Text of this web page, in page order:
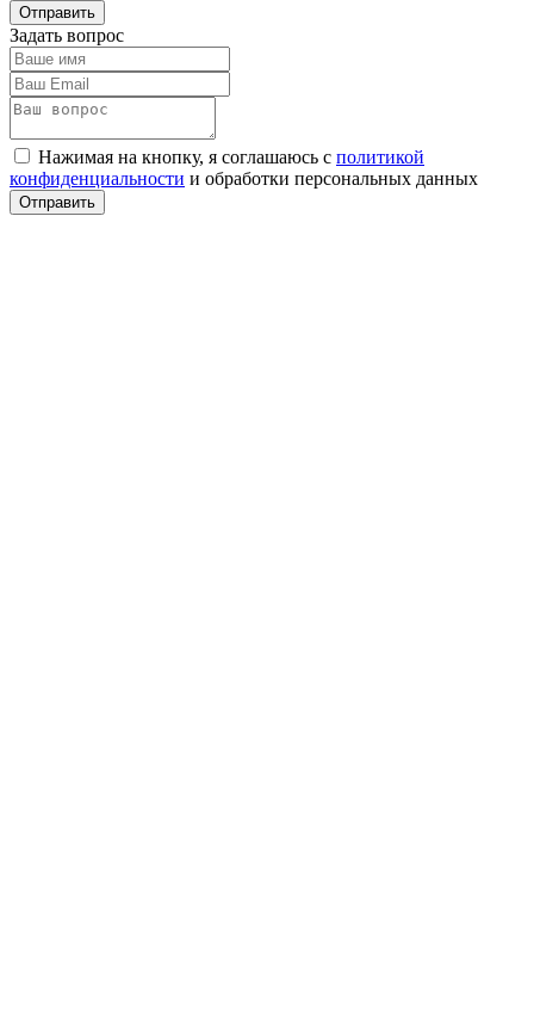
Задать вопрос
Нажимая на кнопку, я соглашаюсь с политикой
конфиденциальности и обработки персональных данных